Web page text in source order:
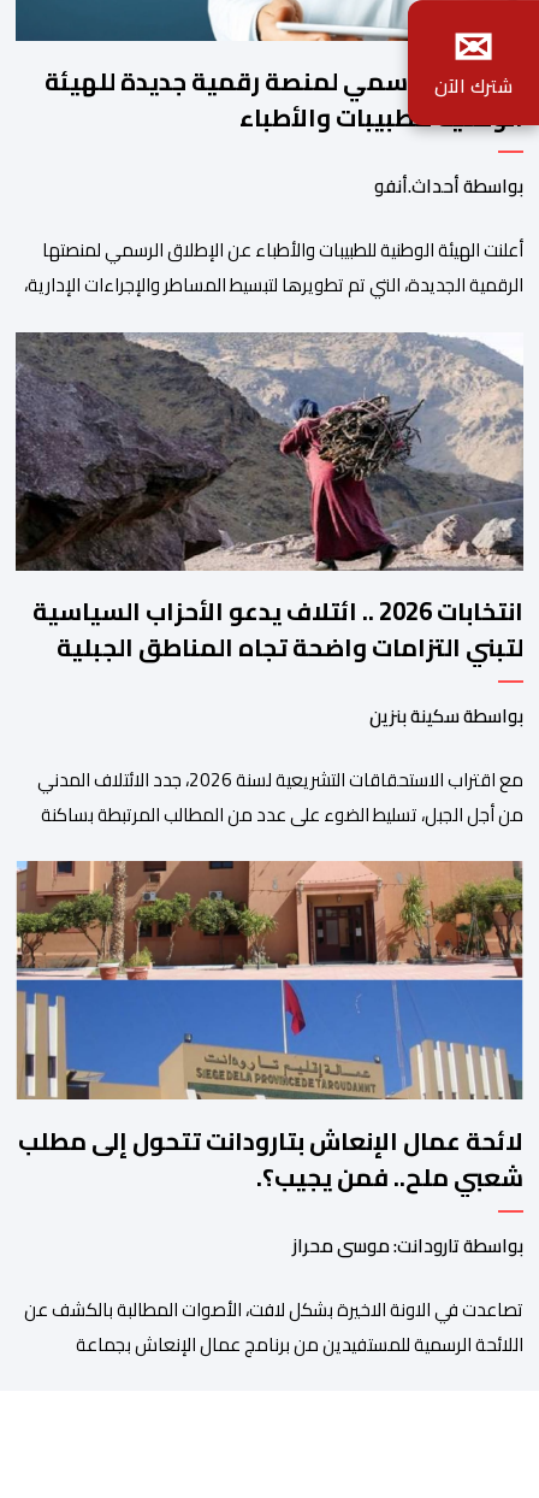
الإطلاق الرسمي لمنصة رقمية جديدة للهيئة
الوطنية للطبيبات والأطباء
بواسطة أحداث.أنفو
أعلنت الهيئة الوطنية للطبيبات والأطباء عن الإطلاق الرسمي لمنصتها
الرقمية الجديدة، التي تم تطويرها لتبسيط المساطر والإجراءات الإدارية،
والمجالس الجهوية للهيئة إلى جانب الهيئة الوطنية. وذكر بلاغ للهيئة أن
هذه المنصة، التي تم إطلاقها في إطار استراتيجيتها الرامية إلى التحديث
والتحول الرقمي، تشكل خطوة مهمة في […]
انتخابات 2026 .. ائتلاف يدعو الأحزاب السياسية
لتبني التزامات واضحة تجاه المناطق الجبلية
بواسطة سكينة بنزين
مع اقتراب الاستحقاقات التشريعية لسنة 2026، جدد الائتلاف المدني
من أجل الجبل، تسليط الضوء على عدد من المطالب المرتبطة بساكنة
فيها الأحزاب السياسية، إلى ادراج 10 التزامات ضمن برامجها الانتخابية
المنتظرة، في إطار تعاقد سياسي مع المناطق الجبلية والانتقال من
الوعود الانتخابية إلى التزامات عملية […]
لائحة عمال الإنعاش بتارودانت تتحول إلى مطلب
شعبي ملح.. فمن يجيب؟.
بواسطة تارودانت: موسى محراز
تصاعدت في الاونة الاخيرة بشكل لافت، الأصوات المطالبة بالكشف عن
اللائحة الرسمية للمستفيدين من برنامج عمال الإنعاش بجماعة
✉
شترك الآن